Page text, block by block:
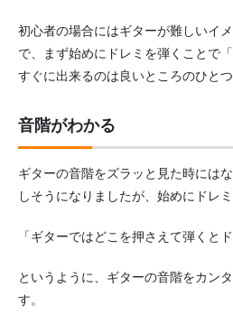
初心者の場合にはギターが難しいイ
で、まず始めにドレミを弾くことで
すぐに出来るのは良いところのひとつ
音階がわかる
ギターの音階をズラッと見た時には
しそうになりましたが、始めにドレ
「ギターではどこを押さえて弾くと
というように、ギターの音階をカン
す。